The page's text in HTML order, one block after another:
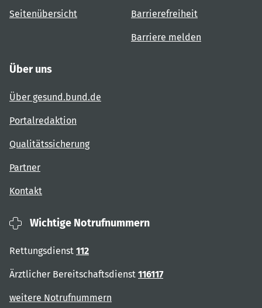
Seitenübersicht Barrierefreiheit
Barriere melden
Über uns
Über gesund.bund.de
Portalredaktion
Qualitätssicherung
Partner
Kontakt
Wichtige Notrufnummern
Rettungsdienst 112
Ärztlicher Bereitschaftsdienst 116117
weitere Notrufnummern